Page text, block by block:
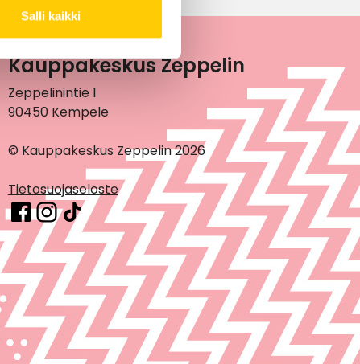
Salli kaikki
Kauppakeskus Zeppelin
Zeppelinintie 1
90450 Kempele
© Kauppakeskus Zeppelin 2026
Tietosuojaseloste